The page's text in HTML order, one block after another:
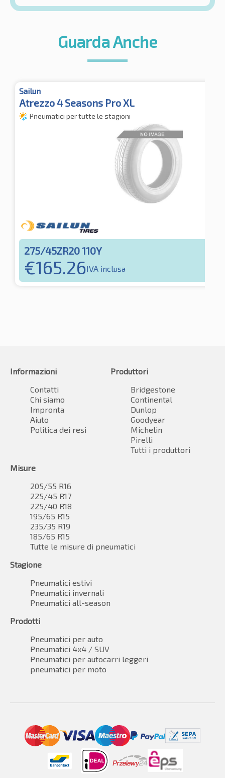
Guarda Anche
Sailun
Atrezzo 4 Seasons Pro XL
Pneumatici per tutte le stagioni
275/45ZR20 110Y
€165.26IVA inclusa
Informazioni
Contatti
Chi siamo
Impronta
Aiuto
Politica dei resi
Produttori
Bridgestone
Continental
Dunlop
Goodyear
Michelin
Pirelli
Tutti i produttori
Misure
205/55 R16
225/45 R17
225/40 R18
195/65 R15
235/35 R19
185/65 R15
Tutte le misure di pneumatici
Stagione
Pneumatici estivi
Pneumatici invernali
Pneumatici all-season
Prodotti
Pneumatici per auto
Pneumatici 4x4 / SUV
Pneumatici per autocarri leggeri
pneumatici per moto